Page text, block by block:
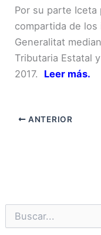
Por su parte
compartida de
Generalitat
Tributaria Estatal
2017. Leer más.
ANTERIOR
u